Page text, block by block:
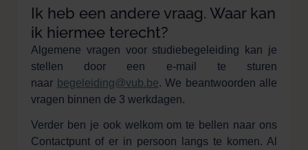
Ik heb een andere vraag. Waar kan
ik hiermee terecht?
Algemene vragen voor studiebegeleiding kan je
stellen door een e-mail te sturen
naar begeleiding@vub.be. We beantwoorden alle
vragen binnen de 3 werkdagen.
Verder ben je ook welkom om te bellen naar ons
Contactpunt of er in persoon langs te komen. Al